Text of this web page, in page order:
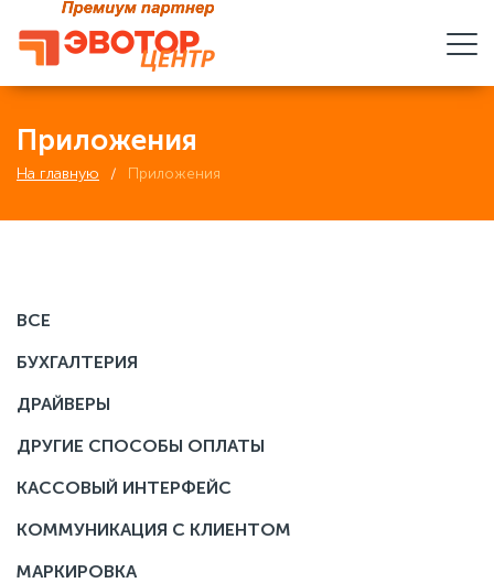
Приложения
На главную Приложения
ВСЕ
БУХГАЛТЕРИЯ
ДРАЙВЕРЫ
ДРУГИЕ СПОСОБЫ ОПЛАТЫ
КАССОВЫЙ ИНТЕРФЕЙС
КОММУНИКАЦИЯ С КЛИЕНТОМ
МАРКИРОВКА